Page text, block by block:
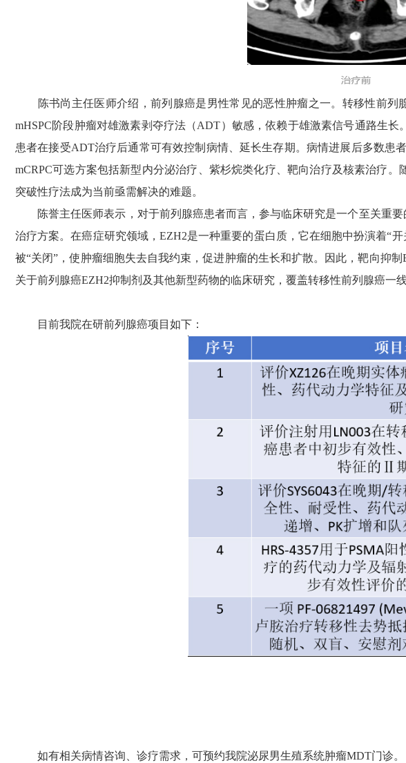
陈书尚主任医师介绍，前列腺癌是男性常见的恶性肿瘤之一。转移性前列腺
mHSPC阶段肿瘤对雄激素剥夺疗法（ADT）敏感，依赖于雄激素信号通路生
患者在接受ADT治疗后通常可有效控制病情、延长生存期。病情进展后多数患
mCRPC可选方案包括新型内分泌治疗、紫杉烷类化疗、靶向治疗及核素治疗
突破性疗法成为当前亟需解决的难题。
陈誉主任医师表示，对于前列腺癌患者而言，参与临床研究是一个至关重要
治疗方案。在癌症研究领域，EZH2是一种重要的蛋白质，它在细胞中扮演着“
被“关闭”，使肿瘤细胞失去自我约束，促进肿瘤的生长和扩散。因此，靶向抑
关于前列腺癌EZH2抑制剂及其他新型药物的临床研究，覆盖转移性前列腺癌一
目前我院在研前列腺癌项目如下：
如有相关病情咨询、诊疗需求，可预约我院泌尿男生殖系统肿瘤MDT门诊。